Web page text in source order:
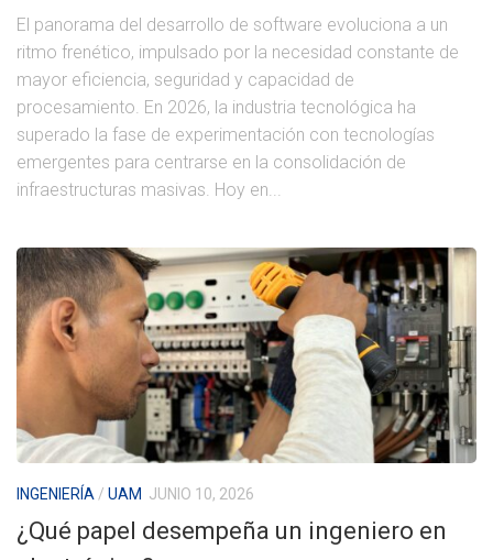
El panorama del desarrollo de software evoluciona a un
ritmo frenético, impulsado por la necesidad constante de
mayor eficiencia, seguridad y capacidad de
procesamiento. En 2026, la industria tecnológica ha
superado la fase de experimentación con tecnologías
emergentes para centrarse en la consolidación de
infraestructuras masivas. Hoy en...
INGENIERÍA/ UAM JUNIO 10, 2026
¿Qué papel desempeña un ingeniero en